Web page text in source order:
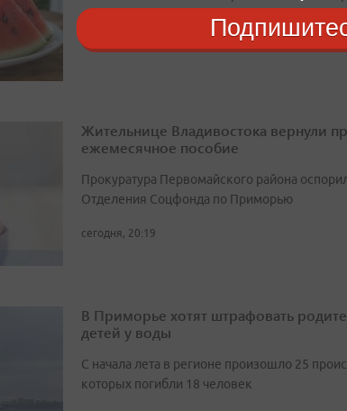
Жительнице Владивостока вернули
ежемесячное пособие
Прокуратура Первомайского района
Отделения Соцфонда по Приморью
сегодня, 20:19
В Приморье хотят штрафовать
детей у воды
С начала лета в регионе произошло 25
которых погибли 18 человек